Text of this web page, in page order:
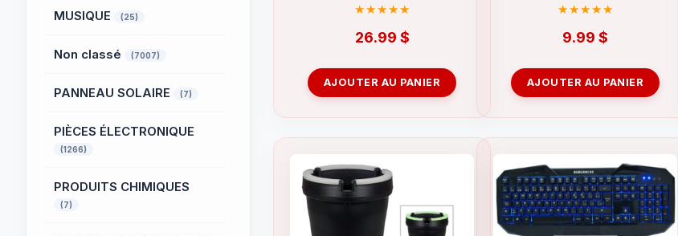
MUSIQUE (25)
Non classé (7007)
PANNEAU SOLAIRE (7)
PIÈCES ÉLECTRONIQUE
(1266)
PRODUITS CHIMIQUES
(7)
26.99 $
AJOUTER AU PANIER
9.99 $
AJOUTER AU PANIER